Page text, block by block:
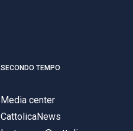
SECONDO TEMPO
Media center
CattolicaNews